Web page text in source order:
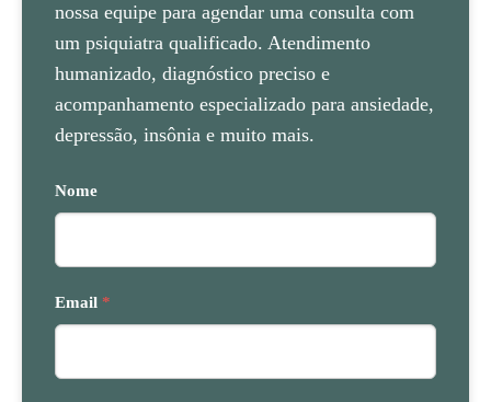
nossa equipe para agendar uma consulta com
um psiquiatra qualificado. Atendimento
humanizado, diagnóstico preciso e
acompanhamento especializado para ansiedade,
depressão, insônia e muito mais.
Nome
Email *